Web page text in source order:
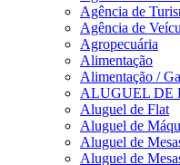
Agência de
Agência de
Agropecuária
Alimentação
Alimentação /
ALUGUEL DE
Aluguel de Flat
Aluguel de
Aluguel de
Aluguel de